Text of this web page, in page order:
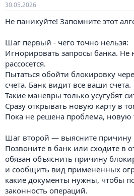
30.05.2026
Не паникуйте! Запомните этот
Шаг первый - чего точно нельзя:
Игнорировать запросы банка. Не
рассосется.
Пытаться обойти блокировку
счета. Банк видит все ваши счета.
Такие маневры только усугубят
Сразу открывать новую карту в
Пока не решена проблема, новую
Шаг второй — выясните причину
Позвоните в банк или сходите в
обязан объяснить причину
и сообщить вид применённых
какие документы нужны, чтобы
законность операций.